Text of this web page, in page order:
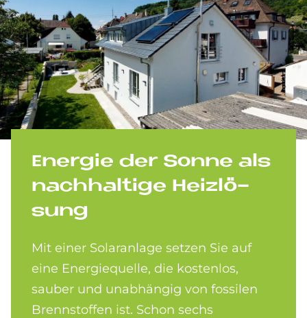
En­er­gie der Son­ne als
nach­hal­ti­ge Heiz­lö­
sung
Mit einer Solaranlage setzen Sie auf
eine Energiequelle, die kostenlos,
sauber und unabhängig von fossilen
Brennstoffen ist. Schon sechs